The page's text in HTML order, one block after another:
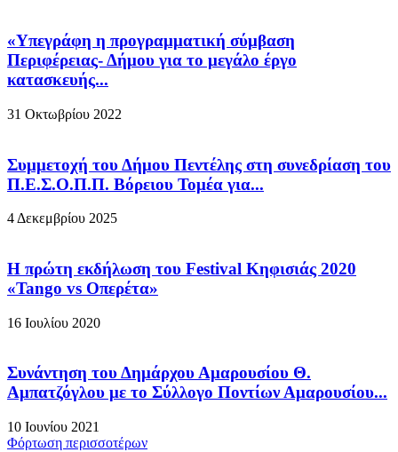
«Υπεγράφη η προγραμματική σύμβαση
Περιφέρειας- Δήμου για το μεγάλο έργο
κατασκευής...
31 Οκτωβρίου 2022
Συμμετοχή του Δήμου Πεντέλης στη συνεδρίαση του
Π.Ε.Σ.Ο.Π.Π. Βόρειου Τομέα για...
4 Δεκεμβρίου 2025
H πρώτη εκδήλωση του Festival Κηφισιάς 2020
«Tango vs Οπερέτα»
16 Ιουλίου 2020
Συνάντηση του Δημάρχου Αμαρουσίου Θ.
Αμπατζόγλου με το Σύλλογο Ποντίων Αμαρουσίου...
10 Ιουνίου 2021
Φόρτωση περισσοτέρων